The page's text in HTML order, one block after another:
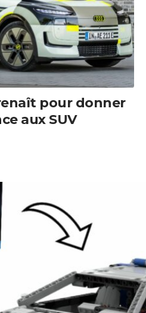
pour donner
aux SUV